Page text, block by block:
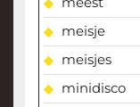
meisje
meisjes
minidisco